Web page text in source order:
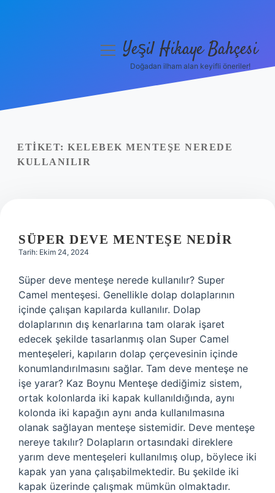
Yasal Uyarı
menüyüYeşil Hikaye Bahçesi
Doğadan ilham alan keyifli öneriler!
ETIKET: KELEBEK MENTEŞE NEREDE
KULLANILIR
SÜPER DEVE MENTEŞE NEDIR
Tarih: Ekim 24, 2024
Süper deve menteşe nerede kullanılır? Super
Camel menteşesi. Genellikle dolap dolaplarının
içinde çalışan kapılarda kullanılır. Dolap
dolaplarının dış kenarlarına tam olarak işaret
edecek şekilde tasarlanmış olan Super Camel
menteşeleri, kapıların dolap çerçevesinin içinde
konumlandırılmasını sağlar. Tam deve menteşe ne
işe yarar? Kaz Boynu Menteşe dediğimiz sistem,
ortak kolonlarda iki kapak kullanıldığında, aynı
kolonda iki kapağın aynı anda kullanılmasına
olanak sağlayan menteşe sistemidir. Deve menteşe
nereye takılır? Dolapların ortasındaki direklere
yarım deve menteşeleri kullanılmış olup, böylece iki
kapak yan yana çalışabilmektedir. Bu şekilde iki
kapak üzerinde çalışmak mümkün olmaktadır.